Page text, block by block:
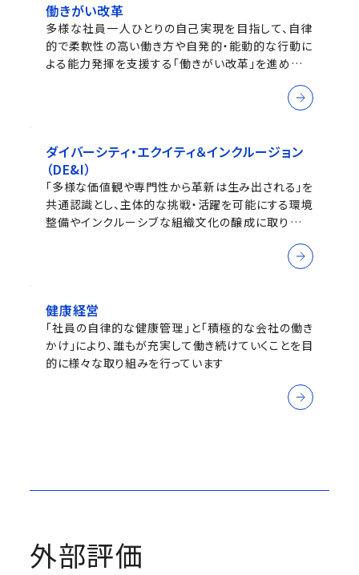
働きがい改革
多様な社員一人ひとりの自己実現を目指して、自律
的で柔軟性の高い働き方や自発的・能動的な行動に
よる能力発揮を支援する「働きがい改革」を進めてい
ダイバーシティ・エクイティ＆インクルージョン
（DE&I）
「多様な価値観や専門性から革新は生み出される」を
共通認識とし、主体的な挑戦・活躍を可能にする環境
整備やインクルーシブな組織文化の醸成に取り組ん
健康経営
「社員の自律的な健康管理」と「積極的な会社の働き
かけ」により、誰もが充実して働き続けていくことを目
的に様々な取り組みを行っています
外部評価